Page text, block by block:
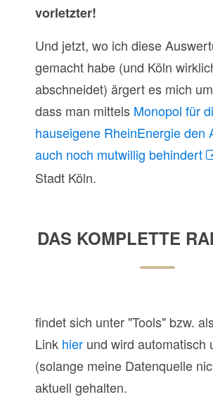
vorletzter!
Und jetzt, wo ich diese
gemacht habe (und Köln
abschneidet) ärgert es mich
dass man mittels Monopol für
hauseigene RheinEnergie den
auch noch mutwillig behindert
Stadt Köln.
DAS KOMPLETTE
findet sich unter "Tools" bzw.
Link hier und wird automatisch
(solange meine Datenquelle
aktuell gehalten.